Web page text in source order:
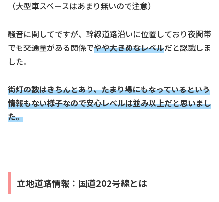
（大型車スペースはあまり無いので注意）
騒音に関してですが、幹線道路沿いに位置しており夜間帯
でも交通量がある関係でやや大きめなレベルだと認識しま
した。
街灯の数はきちんとあり、たまり場にもなっているという
情報もない様子なので安心レベルは並み以上だと思いまし
た。
立地道路情報：国道202号線とは